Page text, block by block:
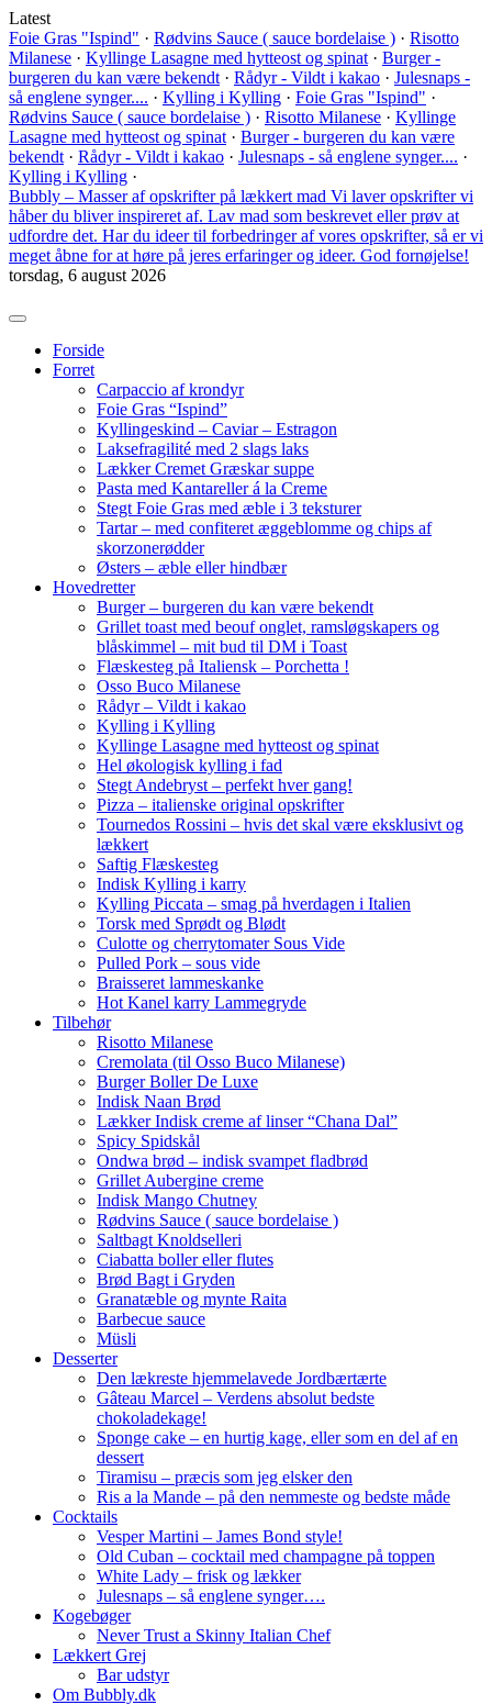
Latest
Foie Gras "Ispind" · Rødvins Sauce ( sauce bordelaise ) · Risotto
Milanese · Kyllinge Lasagne med hytteost og spinat · Burger -
burgeren du kan være bekendt · Rådyr - Vildt i kakao · Julesnaps -
så englene synger.... · Kylling i Kylling · Foie Gras "Ispind" ·
Rødvins Sauce ( sauce bordelaise ) · Risotto Milanese · Kyllinge
Lasagne med hytteost og spinat · Burger - burgeren du kan være
bekendt · Rådyr - Vildt i kakao · Julesnaps - så englene synger.... ·
Kylling i Kylling ·
Bubbly – Masser af opskrifter på lækkert mad Vi laver opskrifter vi
håber du bliver inspireret af. Lav mad som beskrevet eller prøv at
udfordre det. Har du ideer til forbedringer af vores opskrifter, så er vi
meget åbne for at høre på jeres erfaringer og ideer. God fornøjelse!
torsdag, 6 august 2026
Forside
Forret
Carpaccio af krondyr
Foie Gras “Ispind”
Kyllingeskind – Caviar – Estragon
Laksefragilité med 2 slags laks
Lækker Cremet Græskar suppe
Pasta med Kantareller á la Creme
Stegt Foie Gras med æble i 3 teksturer
Tartar – med confiteret æggeblomme og chips af
skorzonerødder
Østers – æble eller hindbær
Hovedretter
Burger – burgeren du kan være bekendt
Grillet toast med beouf onglet, ramsløgskapers og
blåskimmel – mit bud til DM i Toast
Flæskesteg på Italiensk – Porchetta !
Osso Buco Milanese
Rådyr – Vildt i kakao
Kylling i Kylling
Kyllinge Lasagne med hytteost og spinat
Hel økologisk kylling i fad
Stegt Andebryst – perfekt hver gang!
Pizza – italienske original opskrifter
Tournedos Rossini – hvis det skal være eksklusivt og
lækkert
Saftig Flæskesteg
Indisk Kylling i karry
Kylling Piccata – smag på hverdagen i Italien
Torsk med Sprødt og Blødt
Culotte og cherrytomater Sous Vide
Pulled Pork – sous vide
Braisseret lammeskanke
Hot Kanel karry Lammegryde
Tilbehør
Risotto Milanese
Cremolata (til Osso Buco Milanese)
Burger Boller De Luxe
Indisk Naan Brød
Lækker Indisk creme af linser “Chana Dal”
Spicy Spidskål
Ondwa brød – indisk svampet fladbrød
Grillet Aubergine creme
Indisk Mango Chutney
Rødvins Sauce ( sauce bordelaise )
Saltbagt Knoldselleri
Ciabatta boller eller flutes
Brød Bagt i Gryden
Granatæble og mynte Raita
Barbecue sauce
Müsli
Desserter
Den lækreste hjemmelavede Jordbærtærte
Gâteau Marcel – Verdens absolut bedste
chokoladekage!
Sponge cake – en hurtig kage, eller som en del af en
dessert
Tiramisu – præcis som jeg elsker den
Ris a la Mande – på den nemmeste og bedste måde
Cocktails
Vesper Martini – James Bond style!
Old Cuban – cocktail med champagne på toppen
White Lady – frisk og lækker
Julesnaps – så englene synger….
Kogebøger
Never Trust a Skinny Italian Chef
Lækkert Grej
Bar udstyr
Om Bubbly.dk